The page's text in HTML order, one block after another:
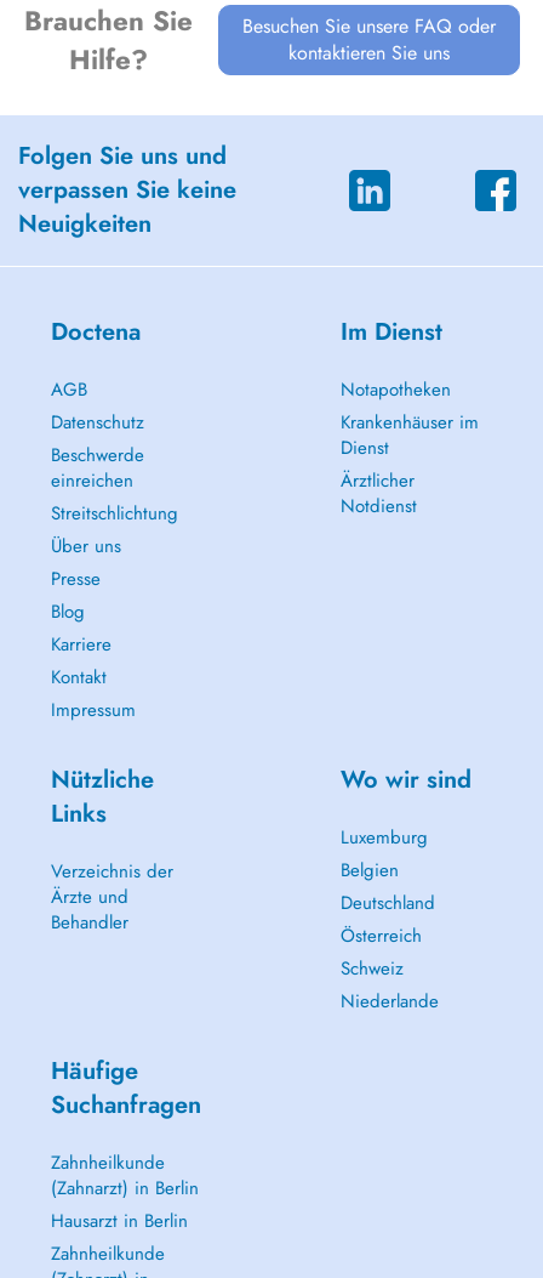
Brauchen Sie
Hilfe?
Besuchen Sie unsere FAQ oder
kontaktieren Sie uns
Folgen Sie uns und
verpassen Sie keine
Neuigkeiten
Doctena
AGB
Datenschutz
Beschwerde
einreichen
Streitschlichtung
Über uns
Presse
Blog
Karriere
Kontakt
Impressum
Im Dienst
Notapotheken
Krankenhäuser im
Dienst
Ärztlicher
Notdienst
Nützliche
Links
Verzeichnis der
Ärzte und
Behandler
Wo wir sind
Luxemburg
Belgien
Deutschland
Österreich
Schweiz
Niederlande
Häufige
Suchanfragen
Zahnheilkunde
(Zahnarzt) in Berlin
Hausarzt in Berlin
Zahnheilkunde